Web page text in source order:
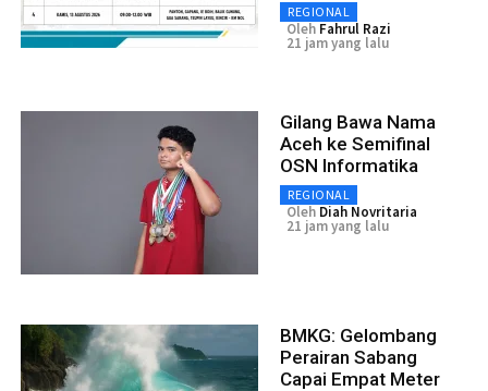
REGIONAL
Oleh Fahrul Razi
21 jam yang lalu
Gilang Bawa Nama
Aceh ke Semifinal
OSN Informatika
REGIONAL
Oleh Diah Novritaria
21 jam yang lalu
BMKG: Gelombang
Perairan Sabang
Capai Empat Meter